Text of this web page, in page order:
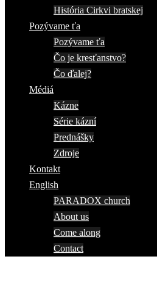
História Cirkvi bratskej
Pozývame ťa
Pozývame ťa
Čo je kresťanstvo?
Čo ďalej?
Médiá
Kázne
Série kázní
Prednášky
Zdroje
Kontakt
English
PARADOX church
About us
Come along
Contact